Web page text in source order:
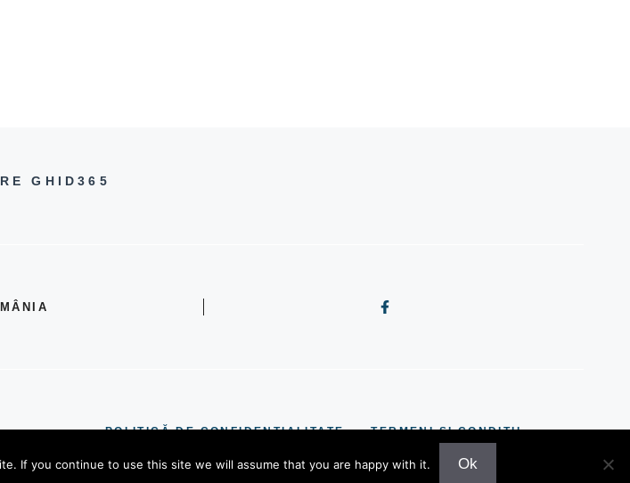
GHID365
POLITICĂ DE CONFIDENȚIALITATE TERMENI ȘI CONDIȚII
If you continue to use this site we will assume that you are happy with it. Ok